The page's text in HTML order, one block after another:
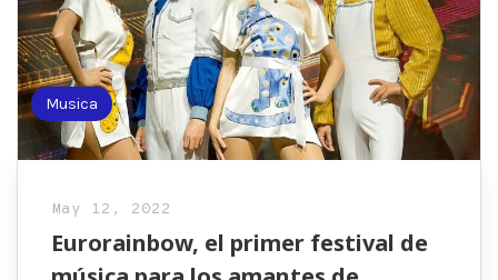
Musica
May 12, 2022
Eurorainbow, el primer festival de